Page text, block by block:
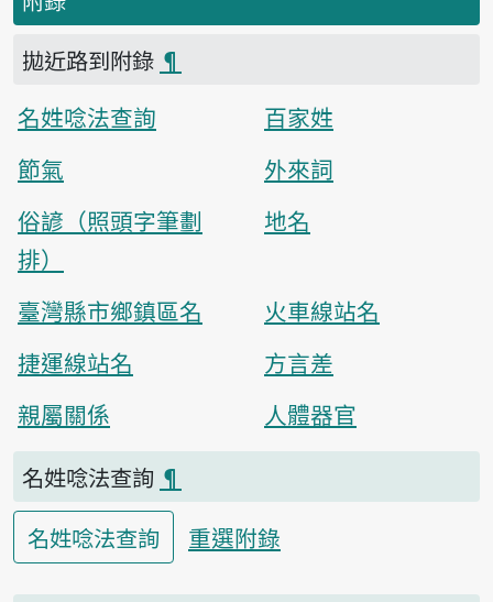
拋近路到附錄 ¶
名姓唸法查詢
百家姓
節氣
外來詞
俗諺（照頭字筆劃
排）
地名
臺灣縣市鄉鎮區名
火車線站名
捷運線站名
方言差
親屬關係
人體器官
名姓唸法查詢 ¶
名姓唸法查詢
重選附錄